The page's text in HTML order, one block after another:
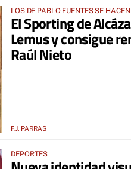
LOS DE PABLO FUENTES SE
ESPERADO Y DESEADO PARA SU
El Sporting de
Lemus y consigue
Raúl Nieto
F.J. PARRAS
DEPORTES